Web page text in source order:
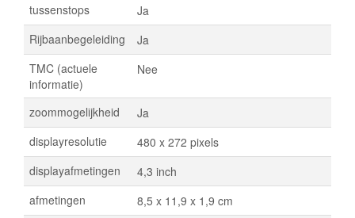
tussenstops
Ja
Rijbaanbegeleiding
Ja
TMC (actuele
informatie)
Nee
zoommogelijkheid
Ja
displayresolutie
480 x 272 pixels
displayafmetingen
4,3 inch
afmetingen
8,5 x 11,9 x 1,9 cm